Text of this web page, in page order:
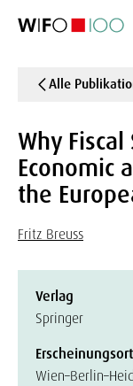
Alle
Why
Economic
the
Fritz Breuss
Verlag
Springer
Erscheinungsort